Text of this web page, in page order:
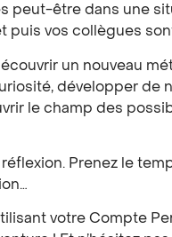
peut-être dans une
puis vos collègues
un nouveau
développer de
le champ des
Prenez le
votre Compte